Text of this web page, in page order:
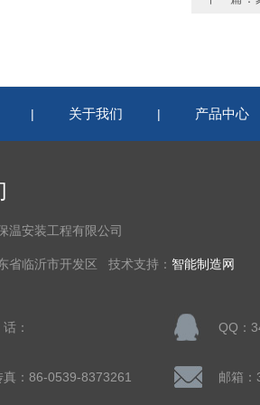
| 关于我们 | 产品中心
温安装工程有限公司
省临沂市开发区 技术支持： 智能制造网
： QQ：
真：86-0539-8373261 邮箱